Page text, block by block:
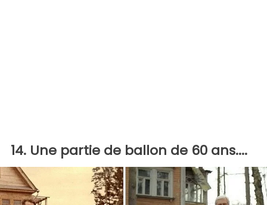
14. Une partie de ballon de 60 ans....